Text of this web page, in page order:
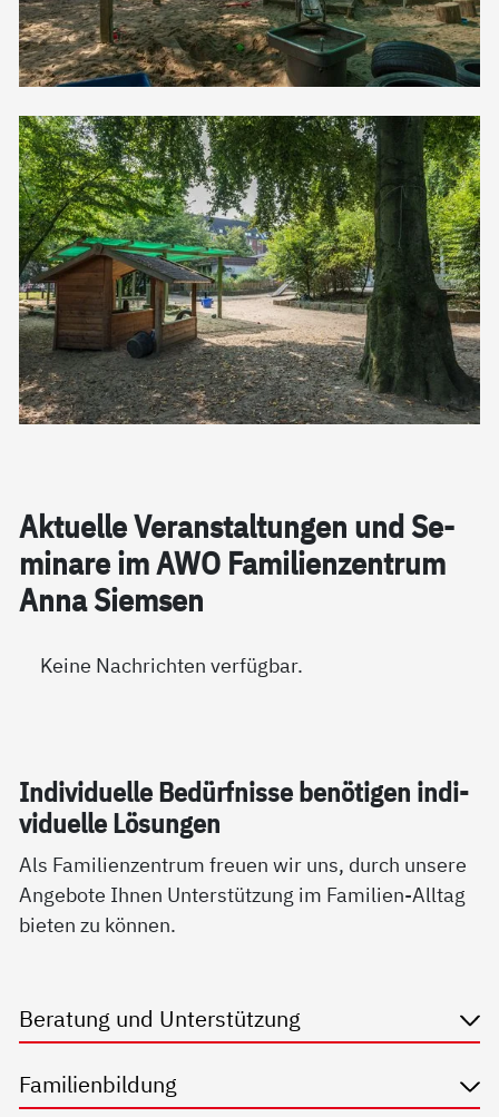
Ak­tu­el­le Ver­an­stal­tun­gen und Se­
mi­na­re im AWO Fa­mi­li­en­zen­trum
An­na Siem­sen
Keine Nachrichten verfügbar.
In­di­vi­du­el­le Be­dürf­nis­se be­nö­t­i­gen in­di­
vi­du­el­le Lö­sun­gen
Als Familienzentrum freuen wir uns, durch unsere
Angebote Ihnen Unterstützung im Familien-Alltag
bieten zu können.
Beratung und Unterstützung
Familienbildung